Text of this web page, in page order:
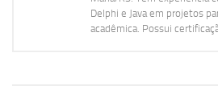
Delphi e Java em projetos
acadêmica. Possui